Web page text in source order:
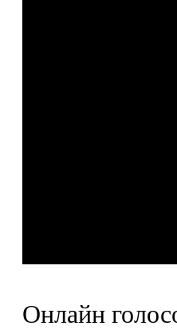
Онлайн